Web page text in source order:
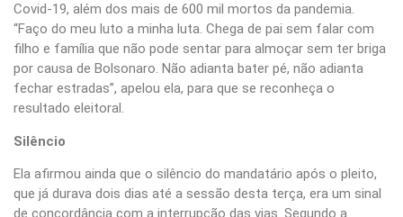
Covid-19, além dos mais de 600 mil mortos da pandemia.
“Faço do meu luto a minha luta. Chega de pai sem falar com
filho e família que não pode sentar para almoçar sem ter briga
por causa de Bolsonaro. Não adianta bater pé, não adianta
fechar estradas”, apelou ela, para que se reconheça o
resultado eleitoral.
Silêncio
Ela afirmou ainda que o silêncio do mandatário após o pleito,
que já durava dois dias até a sessão desta terça, era um sinal
de concordância com a interrupção das vias. Segundo a